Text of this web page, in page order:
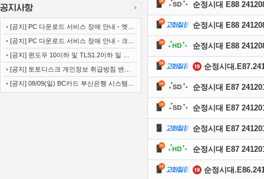
• [공지] PC 다운로드 서비스 장애 안내 - 엣지
(Microsoft Edge)
• [공지] PC 다운로드 서비스 장애 안내 - 크롬
(Chrome)
• [공지] 윈도우 10이하 및 TLS1.2이하 일 경
우 사이트 이용불가 안내
• [공지] 토토디스크 개인정보 취급방침 변경
공지
• [공지] 08/09(일) BC카드 부산은행 시스템
순정시대 E88
순정시대 E88
순정시대 E88
순정시대
순정시대 E87
순정시대 E87
순정시대 E87
순정시대 E87
순정시대